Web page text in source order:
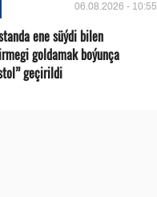
06.08.2026 - 10:55
ene süýdi bilen
goldamak boýunça
geçirildi